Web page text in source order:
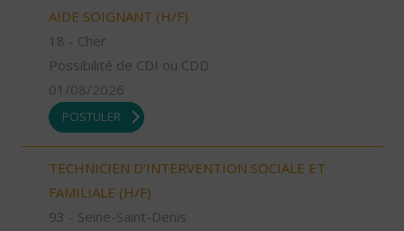
AIDE SOIGNANT (H/F)
18 - Cher
Possibilité de CDI ou CDD
01/08/2026
POSTULER
TECHNICIEN D’INTERVENTION SOCIALE ET
FAMILIALE (H/F)
93 - Seine-Saint-Denis